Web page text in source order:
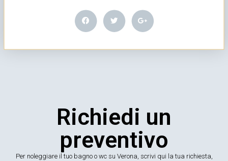
Richiedi un
preventivo
Per noleggiare il tuo bagno o wc su Verona, scrivi qui la tua richiesta,